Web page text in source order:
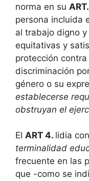
norma en su
persona incluida
al trabajo digno
equitativas y
protección
discriminación
género o su
establecerse
obstruyan el
El ART 4. lidia
terminalidad
frecuente en las
que -como se